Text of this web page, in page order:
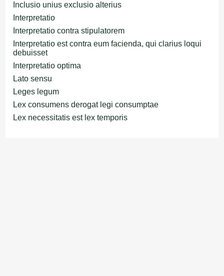
Inclusio unius exclusio alterius
Interpretatio
Interpretatio contra stipulatorem
Interpretatio est contra eum facienda, qui clarius loqui
debuisset
Interpretatio optima
Lato sensu
Leges legum
Lex consumens derogat legi consumptae
Lex necessitatis est lex temporis